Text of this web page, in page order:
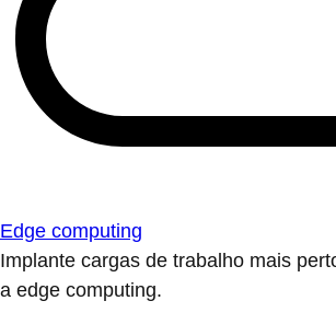
Edge computing
Implante cargas de trabalho mais
a edge computing.